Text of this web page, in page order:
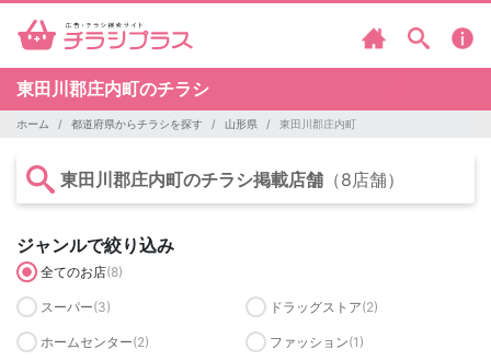
東田川郡庄内町のチラシ
ホーム 都道府県からチラシを探す 山形県 東田川郡庄内町
東田川郡庄内町のチラシ掲載店舗 （8店舗）
ジャンルで絞り込み
全てのお店(8)
スーパー(3) ドラッグストア(2)
ホームセンター(2) ファッション(1)